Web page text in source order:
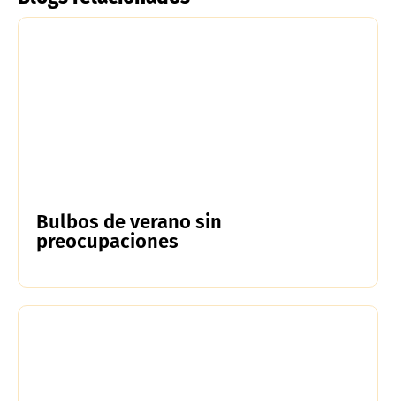
Bulbos de verano sin
preocupaciones